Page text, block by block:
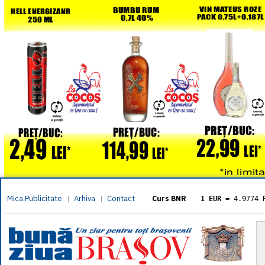
Mica Publicitate | Arhiva | Contact Curs BNR 1 EUR = 4.9774
= 5.8304
1 XAU= 464.4611
1 AED= 1.1933
1 AUD= 2.7957
1 BGN= 2.5449